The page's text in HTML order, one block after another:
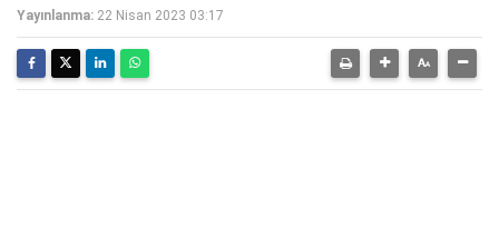
Yayınlanma: 22 Nisan 2023 03:17